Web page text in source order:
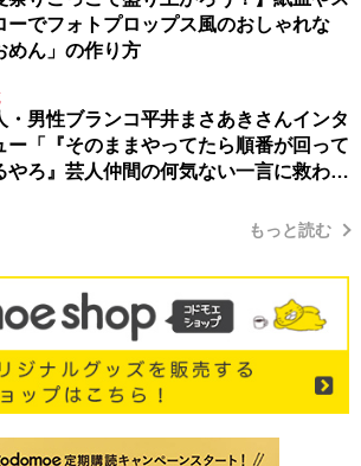
ーでフォトプロップス風のおしゃれな
めん」の作り方
・男性ブランコ平井まさあきさんインタ
ー「『そのままやってたら順番が回って
やろ』芸人仲間の何気ない一言に救われ
もっと読む